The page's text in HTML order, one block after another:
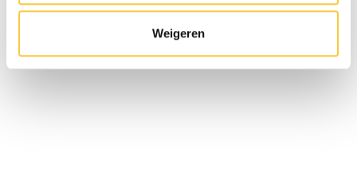
Weigeren
Isolatorweg 36